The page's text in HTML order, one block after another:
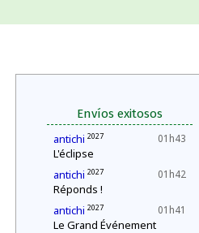
Envíos exitosos
01h43
antichi 2027
L'éclipse
01h42
antichi 2027
Réponds !
01h41
antichi 2027
Le Grand Événement